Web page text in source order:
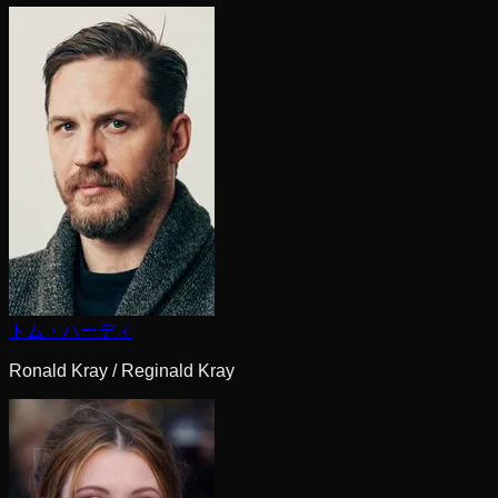
トム・ハーディ
Ronald Kray / Reginald Kray